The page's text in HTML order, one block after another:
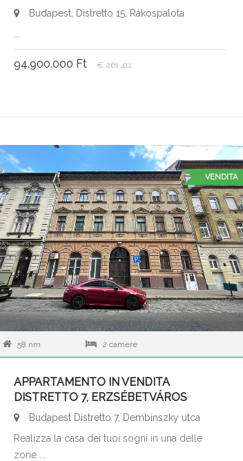
Budapest, Distretto 15, Rákospalota
94.900.000 Ft € 261.411
VENDITA
58 nm 2 camere
APPARTAMENTO IN VENDITA
DISTRETTO 7, ERZSÉBETVÁROS
Budapest Distretto 7, Dembinszky utca
Realizza la casa dei tuoi sogni in una delle
zone ...